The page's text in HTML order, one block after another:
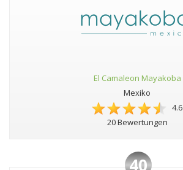
El Camaleon Mayakoba
Mexiko
4.6
20 Bewertungen
40